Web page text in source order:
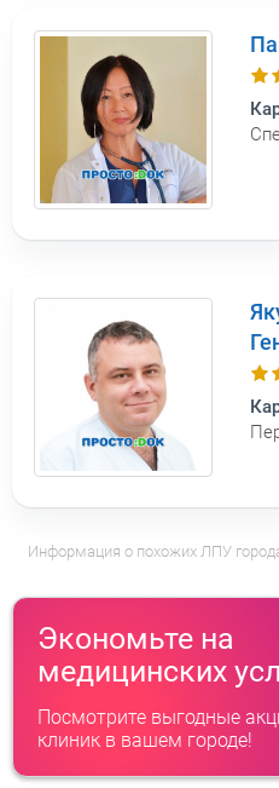
Информация о похожих ЛПУ
Экономьте на
медицинских
Посмотрите выгодные
клиник в вашем городе!